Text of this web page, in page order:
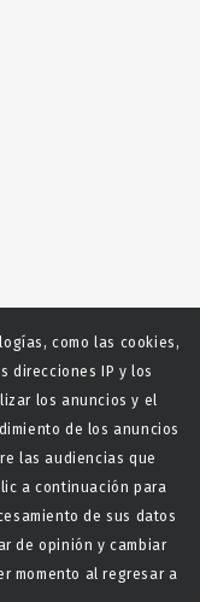
del Centro
como las cookies,
direcciones IP y los
los anuncios y el
de los anuncios
las audiencias que
a continuación para
de sus datos
de opinión y cambiar
momento al regresar a